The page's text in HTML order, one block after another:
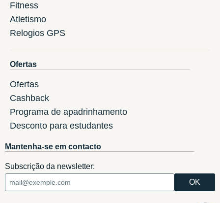
Fitness
Atletismo
Relogios GPS
Ofertas
Ofertas
Cashback
Programa de apadrinhamento
Desconto para estudantes
Mantenha-se em contacto
Subscrição da newsletter: